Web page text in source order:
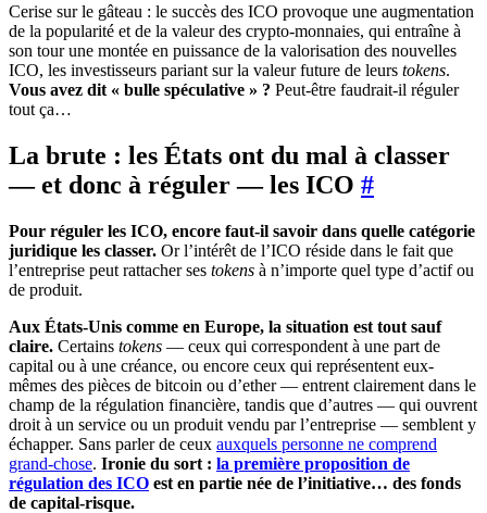
Cerise sur le gâteau : le succès des ICO provoque une augmentation
de la popularité et de la valeur des crypto-monnaies, qui entraîne à
son tour une montée en puissance de la valorisation des nouvelles
ICO, les investisseurs pariant sur la valeur future de leurs tokens.
Vous avez dit « bulle spéculative » ? Peut-être faudrait-il réguler
tout ça…
La brute : les États ont du mal à classer
— et donc à réguler — les ICO #
Pour réguler les ICO, encore faut-il savoir dans quelle catégorie
juridique les classer. Or l’intérêt de l’ICO réside dans le fait que
l’entreprise peut rattacher ses tokens à n’importe quel type d’actif ou
de produit.
Aux États-Unis comme en Europe, la situation est tout sauf
claire. Certains tokens — ceux qui correspondent à une part de
capital ou à une créance, ou encore ceux qui représentent eux-
mêmes des pièces de bitcoin ou d’ether — entrent clairement dans le
champ de la régulation financière, tandis que d’autres — qui ouvrent
droit à un service ou un produit vendu par l’entreprise — semblent y
échapper. Sans parler de ceux auxquels personne ne comprend
grand-chose. Ironie du sort : la première proposition de
régulation des ICO est en partie née de l’initiative… des fonds
de capital-risque.